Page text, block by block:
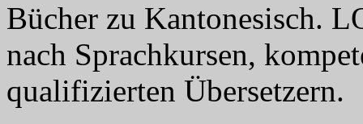
Bücher zu Kantonesisch.
nach Sprachkursen,
qualifizierten Übersetzern.